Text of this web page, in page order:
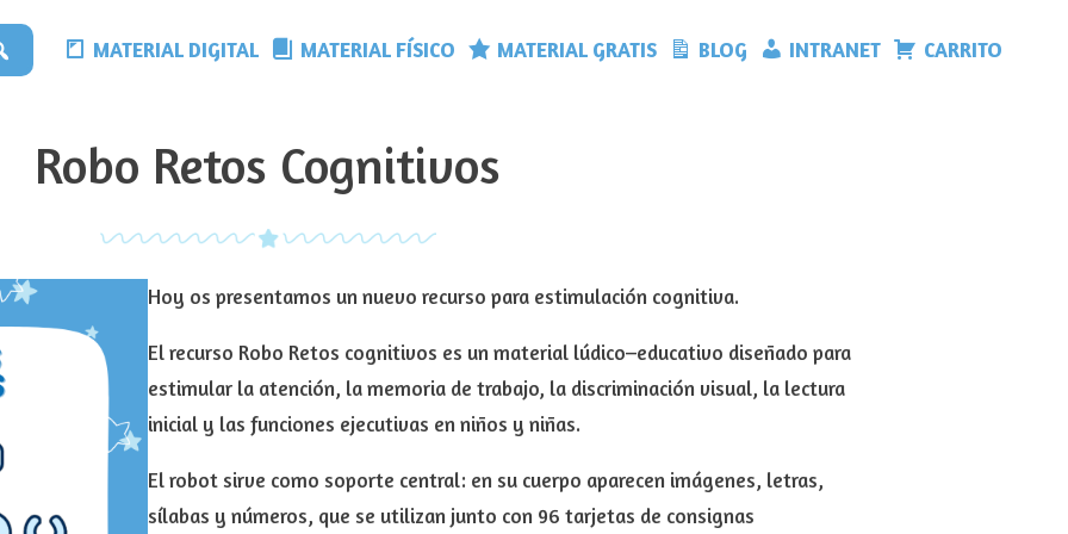
MATERIAL DIGITAL MATERIAL FÍSICO MATERIAL GRATIS BLOG INTRANET CARRITO
Robo Retos Cognitivos
Hoy os presentamos un nuevo recurso para estimulación cognitiva.
El recurso Robo Retos cognitivos es un material lúdico–educativo diseñado para
estimular la atención, la memoria de trabajo, la discriminación visual, la lectura
inicial y las funciones ejecutivas en niños y niñas.
El robot sirve como soporte central: en su cuerpo aparecen imágenes, letras,
sílabas y números, que se utilizan junto con 96 tarjetas de consignas